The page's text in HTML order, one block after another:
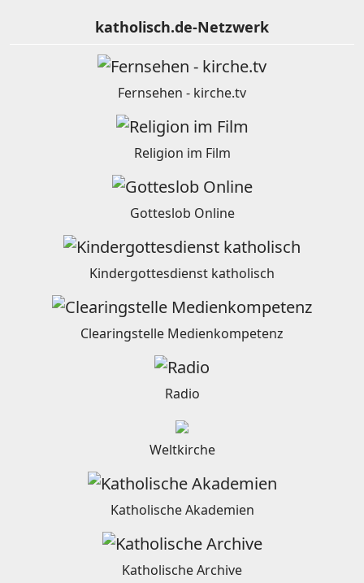
katholisch.de-Netzwerk
Fernsehen - kirche.tv
Religion im Film
Gotteslob Online
Kindergottesdienst katholisch
Clearingstelle Medienkompetenz
Radio
Weltkirche
Katholische Akademien
Katholische Archive